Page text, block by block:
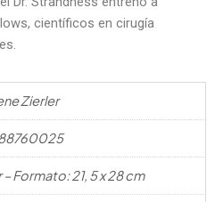
científicos en cirugía
Zierler
Formato: 21, 5 x 28 cm